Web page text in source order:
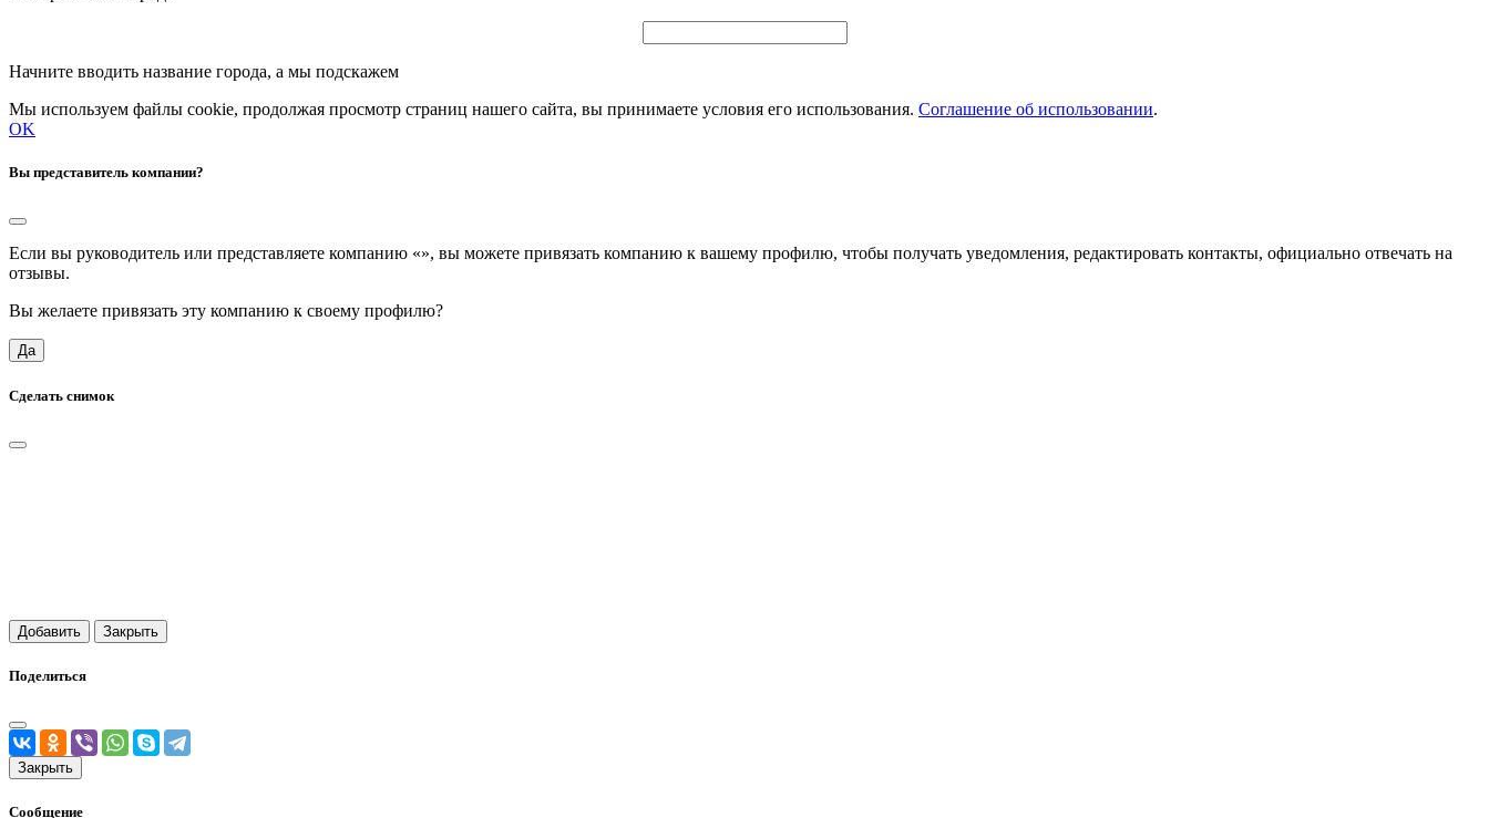
Начните вводить название города, а мы подскажем
Мы используем файлы cookie, продолжая просмотр страниц нашего сайта, вы принимаете условия его использования. Соглашение об использовании.
OK
Вы представитель компании?
Если вы руководитель или представляете компанию «», вы можете привязать компанию к вашему профилю, чтобы получать уведомления, редактировать контакты, официально отвечать на
отзывы.
Вы желаете привязать эту компанию к своему профилю?
Да
Сделать снимок
Добавить Закрыть
Поделиться
Закрыть
Сообщение